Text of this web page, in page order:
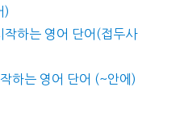
)
하는 영어 단어(접두사
하는 영어 단어 (~안에)